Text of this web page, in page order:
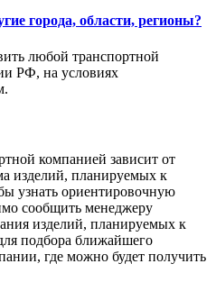
города, области, регионы?
любой транспортной
РФ, на условиях
компанией зависит от
изделий, планируемых к
узнать ориентировочную
сообщить менеджеру
изделий, планируемых к
подбора ближайшего
где можно будет получить